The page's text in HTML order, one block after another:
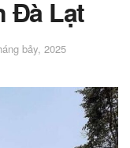
Đà Lạt
bảy, 2025